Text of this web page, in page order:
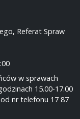
Referat Spraw
w sprawach
15.00-17.00
nr telefonu 17 87